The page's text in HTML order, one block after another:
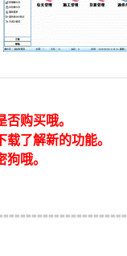
购买哦。
了解新的功能。
哦。